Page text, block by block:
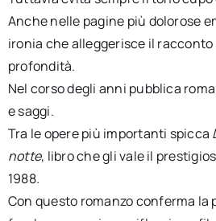
Anche nelle pagine più dolorose
ironia che alleggerisce il
profondità.
Nel corso degli anni pubblica
e saggi.
Tra le opere più importanti spicca
notte, libro che gli vale il
1988.
Con questo romanzo conferma la